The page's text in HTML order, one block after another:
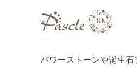
パワーストーンや誕生